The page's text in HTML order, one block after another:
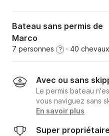
Bateau sans permis de
Marco
7 personnes ? · 40 chevaux
Avec ou sans
Le permis bateau
vous naviguez sans
En savoir plus
Super propriétaire